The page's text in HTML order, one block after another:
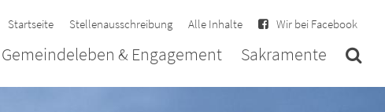
Startseite Stellenausschreibung Alle Inhalte Wir bei Facebook
Gemeindeleben & Engagement Sakramente